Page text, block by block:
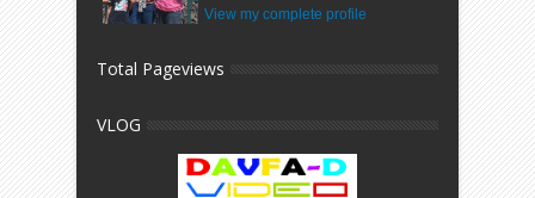
View my complete profile
Total Pageviews
VLOG